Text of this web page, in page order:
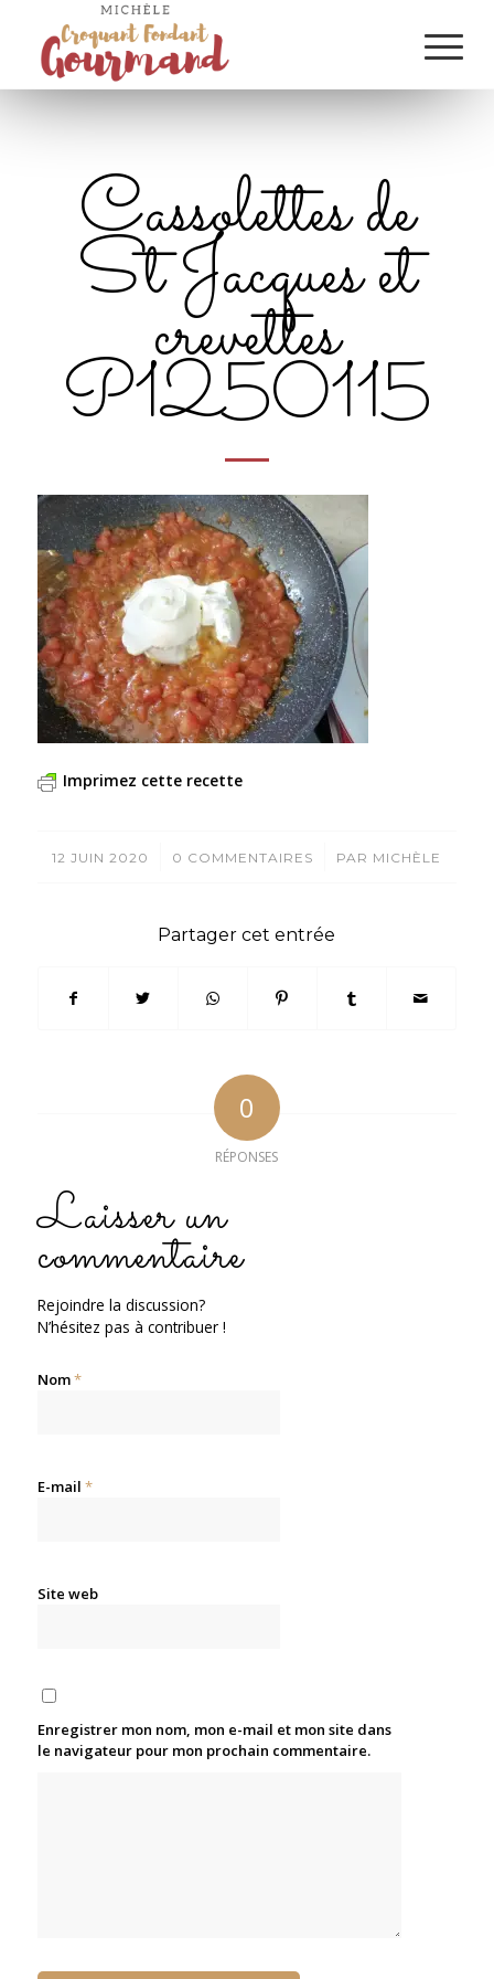
Cassolettes de
St Jacques et
crevettes
P1250115
Imprimez cette recette
12 JUIN 2020
/ 0 COMMENTAIRES
/ PAR MICHÈLE
Partager cet entrée
0
RÉPONSES
Laisser un
commentaire
Rejoindre la discussion?
N’hésitez pas à contribuer !
Nom*
E-mail *
Site web
Enregistrer mon nom, mon e-mail et mon site dans
le navigateur pour mon prochain commentaire.